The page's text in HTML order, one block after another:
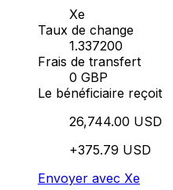
Xe
Taux de change
1.337200
Frais de transfert
0 GBP
Le bénéficiaire reçoit
26,744.00 USD
+375.79 USD
Envoyer avec Xe